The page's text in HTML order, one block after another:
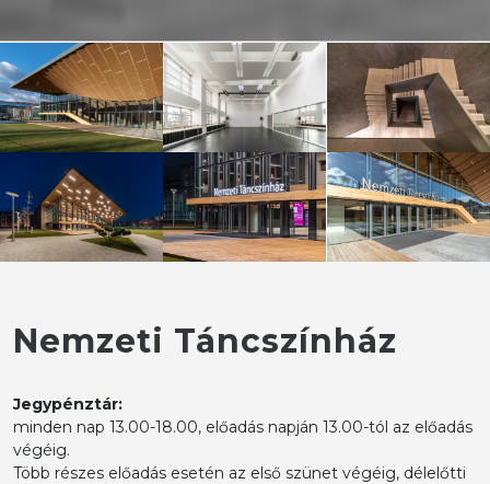
Nemzeti Táncszínház
Jegypénztár:
minden nap 13.00-18.00, előadás napján 13.00-tól az előadás
végéig.
Több részes előadás esetén az első szünet végéig, délelőtti